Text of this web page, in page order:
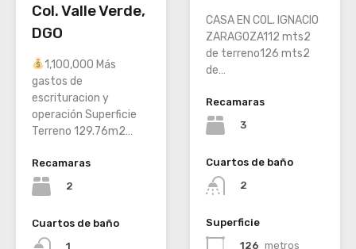
Col. Valle Verde,
DGO
1,100,000 Más
gastos de
escrituracion y
operación Superficie
Terreno 129.76m2…
Recamaras
2
Cuartos de baño
1
CASA EN COL. IGNACIO
ZARAGOZA112 mts2
de terreno126 mts2
de…
Recamaras
3
Cuartos de baño
2
Superficie
126 metros